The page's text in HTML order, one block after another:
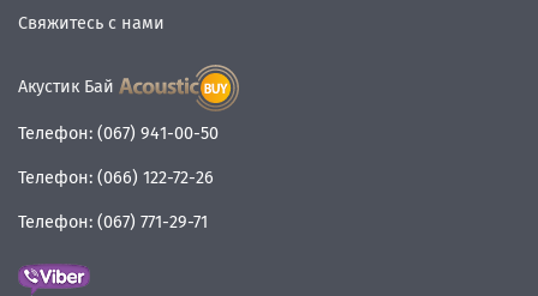
Свяжитесь с нами
Акустик Бай
Телефон: (067) 941-00-50
Телефон: (066) 122-72-26
Телефон: (067) 771-29-71